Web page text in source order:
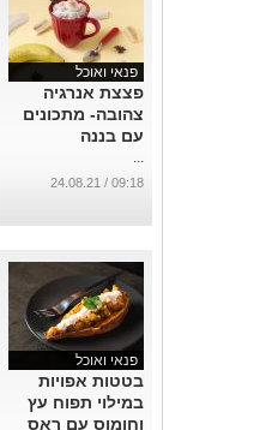
פנאי ואוכל
פצצת אנרגיה
צהובה- מתכונים
עם בננה
...
09:18 / 24.08.21
פנאי ואוכל
בטטות אפויות
במילוי תפוח עץ
וחומוס עם ראס